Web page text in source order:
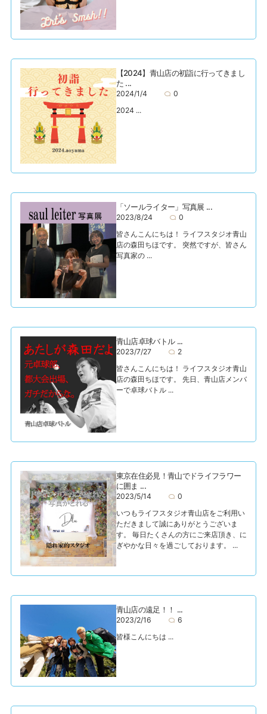
【2024】青山店の初詣に行ってきまし
た ...
2024/1/4
0
20​24 ...
「ソールライター」写真展 ...
2023/8/24
0
皆さんこんにちは！ ライフスタジオ青山
店の森田ちほです。 突然ですが、皆さん
写真家の ...
青山店卓球バトル ...
2023/7/27
2
皆さんこんにちは！ ライフスタジオ青山
店の森田ちほです。 先日、青山店メンバ
ーで卓球バトル ...
東京在住必見！青山でドライフラワー
に囲ま ...
2023/5/14
0
いつもライフスタジオ青山店をご利用い
ただきまして誠にありがとうございま
す。 毎日たくさんの方にご来店頂き、に
ぎやかな日々を過ごしております。 ...
青山店の遠足！！ ...
2023/2/16
6
皆様こんにちは ...